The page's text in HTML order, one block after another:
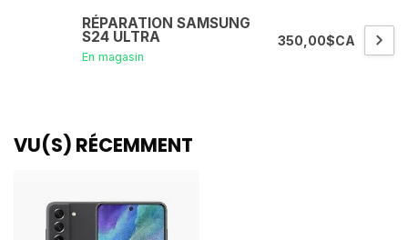
RÉPARATION SAMSUNG
S24 ULTRA
En magasin
350,00$CA
VU(S) RÉCEMMENT